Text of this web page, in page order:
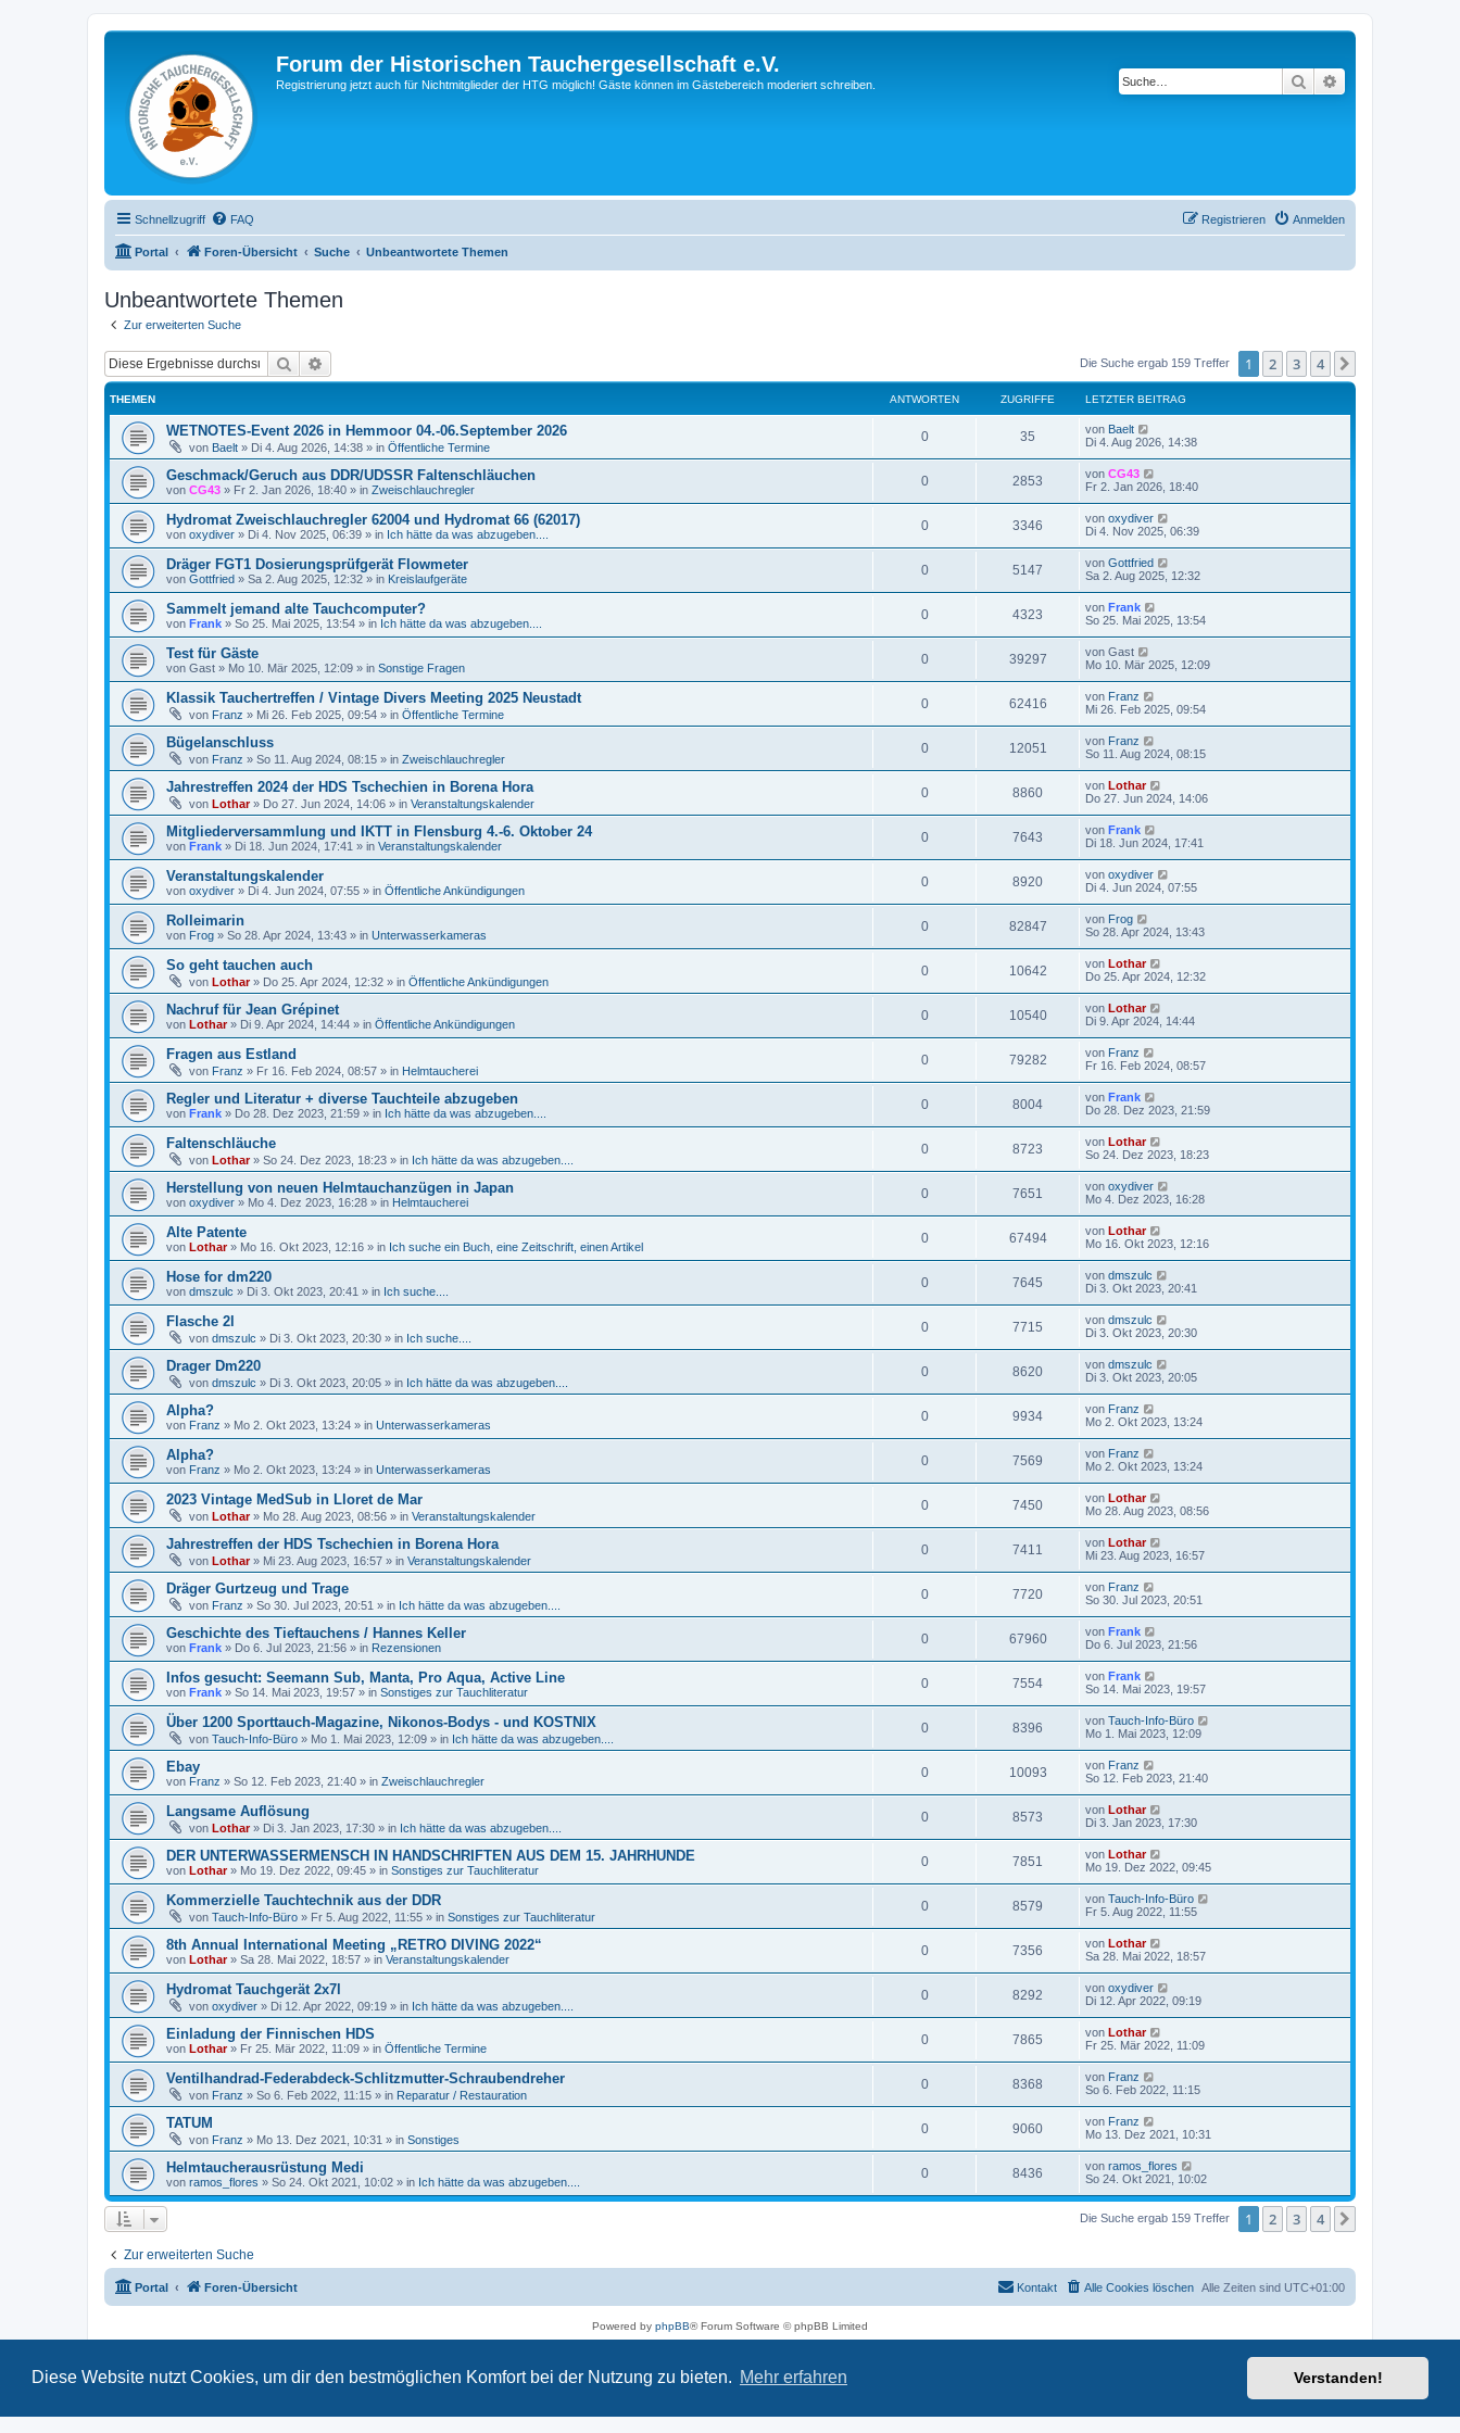
Diese Website nutzt Cookies, um dir den bestmöglichen Komfort bei der Nutzung zu bieten. Mehr erfahren Verstanden!
Forum der Historischen Tauchergesellschaft e.V.
Registrierung jetzt auch für Nichtmitglieder der HTG möglich! Gäste können im Gästebereich moderiert schreiben. Suche
Schnellzugriff FAQ Anmelden
Registrieren
Portal Foren-Übersicht Suche Unbeantwortete Themen
Unbeantwortete Themen
Zur erweiterten Suche
Suche Die Suche ergab 159 Treffer 1 2 3 4
THEMEN ANTWORTEN ZUGRIFFE LETZTER BEITRAG
WETNOTES-Event 2026 in Hemmoor 04.-06.September 2026
von Baelt » Di 4. Aug 2026, 14:38 » in Öffentliche Termine
0 35 von Baelt
Di 4. Aug 2026, 14:38
Geschmack/Geruch aus DDR/UDSSR Faltenschläuchen
von CG43 » Fr 2. Jan 2026, 18:40 » in Zweischlauchregler
0 2853 von CG43
Fr 2. Jan 2026, 18:40
Hydromat Zweischlauchregler 62004 und Hydromat 66 (62017)
von oxydiver » Di 4. Nov 2025, 06:39 » in Ich hätte da was abzugeben....
0 3346 von oxydiver
Di 4. Nov 2025, 06:39
Dräger FGT1 Dosierungsprüfgerät Flowmeter
von Gottfried » Sa 2. Aug 2025, 12:32 » in Kreislaufgeräte
0 5147 von Gottfried
Sa 2. Aug 2025, 12:32
Sammelt jemand alte Tauchcomputer?
von Frank » So 25. Mai 2025, 13:54 » in Ich hätte da was abzugeben....
0 4323 von Frank
So 25. Mai 2025, 13:54
Test für Gäste
von Gast » Mo 10. Mär 2025, 12:09 » in Sonstige Fragen
0 39297 von Gast
Mo 10. Mär 2025, 12:09
Klassik Tauchertreffen / Vintage Divers Meeting 2025 Neustadt
von Franz » Mi 26. Feb 2025, 09:54 » in Öffentliche Termine
0 62416 von Franz
Mi 26. Feb 2025, 09:54
Bügelanschluss
von Franz » So 11. Aug 2024, 08:15 » in Zweischlauchregler
0 12051 von Franz
So 11. Aug 2024, 08:15
Jahrestreffen 2024 der HDS Tschechien in Borena Hora
von Lothar» Do 27. Jun 2024, 14:06 » in Veranstaltungskalender
0 8860 von Lothar
Do 27. Jun 2024, 14:06
Mitgliederversammlung und IKTT in Flensburg 4.-6. Oktober 24
von Frank » Di 18. Jun 2024, 17:41 » in Veranstaltungskalender
0 7643 von Frank
Di 18. Jun 2024, 17:41
Veranstaltungskalender
von oxydiver » Di 4. Jun 2024, 07:55 » in Öffentliche Ankündigungen
0 8920 von oxydiver
Di 4. Jun 2024, 07:55
Rolleimarin
von Frog » So 28. Apr 2024, 13:43 » in Unterwasserkameras
0 82847 von Frog
So 28. Apr 2024, 13:43
So geht tauchen auch
von Lothar» Do 25. Apr 2024, 12:32 » in Öffentliche Ankündigungen
0 10642 von Lothar
Do 25. Apr 2024, 12:32
Nachruf für Jean Grépinet
von Lothar» Di 9. Apr 2024, 14:44 » in Öffentliche Ankündigungen
0 10540 von Lothar
Di 9. Apr 2024, 14:44
Fragen aus Estland
von Franz » Fr 16. Feb 2024, 08:57 » in Helmtaucherei
0 79282 von Franz
Fr 16. Feb 2024, 08:57
Regler und Literatur + diverse Tauchteile abzugeben
von Frank » Do 28. Dez 2023, 21:59 » in Ich hätte da was abzugeben....
0 8004 von Frank
Do 28. Dez 2023, 21:59
Faltenschläuche
von Lothar» So 24. Dez 2023, 18:23 » in Ich hätte da was abzugeben....
0 8723 von Lothar
So 24. Dez 2023, 18:23
Herstellung von neuen Helmtauchanzügen in Japan
von oxydiver » Mo 4. Dez 2023, 16:28 » in Helmtaucherei
0 7651 von oxydiver
Mo 4. Dez 2023, 16:28
Alte Patente
von Lothar» Mo 16. Okt 2023, 12:16 » in Ich suche ein Buch, eine Zeitschrift, einen Artikel
0 67494 von Lothar
Mo 16. Okt 2023, 12:16
Hose for dm220
von dmszulc » Di 3. Okt 2023, 20:41 » in Ich suche....
0 7645 von dmszulc
Di 3. Okt 2023, 20:41
Flasche 2l
von dmszulc » Di 3. Okt 2023, 20:30 » in Ich suche....
0 7715 von dmszulc
Di 3. Okt 2023, 20:30
Drager Dm220
von dmszulc » Di 3. Okt 2023, 20:05 » in Ich hätte da was abzugeben....
0 8620 von dmszulc
Di 3. Okt 2023, 20:05
Alpha?
von Franz » Mo 2. Okt 2023, 13:24 » in Unterwasserkameras
0 9934 von Franz
Mo 2. Okt 2023, 13:24
Alpha?
von Franz » Mo 2. Okt 2023, 13:24 » in Unterwasserkameras
0 7569 von Franz
Mo 2. Okt 2023, 13:24
2023 Vintage MedSub in Lloret de Mar
von Lothar» Mo 28. Aug 2023, 08:56 » in Veranstaltungskalender
0 7450 von Lothar
Mo 28. Aug 2023, 08:56
Jahrestreffen der HDS Tschechien in Borena Hora
von Lothar» Mi 23. Aug 2023, 16:57 » in Veranstaltungskalender
0 7411 von Lothar
Mi 23. Aug 2023, 16:57
Dräger Gurtzeug und Trage
von Franz » So 30. Jul 2023, 20:51 » in Ich hätte da was abzugeben....
0 7720 von Franz
So 30. Jul 2023, 20:51
Geschichte des Tieftauchens / Hannes Keller
von Frank » Do 6. Jul 2023, 21:56 » in Rezensionen
0 67960 von Frank
Do 6. Jul 2023, 21:56
Infos gesucht: Seemann Sub, Manta, Pro Aqua, Active Line
von Frank » So 14. Mai 2023, 19:57 » in Sonstiges zur Tauchliteratur
0 7554 von Frank
So 14. Mai 2023, 19:57
Über 1200 Sporttauch-Magazine, Nikonos-Bodys - und KOSTNIX
von Tauch-Info-Büro » Mo 1. Mai 2023, 12:09 » in Ich hätte da was abzugeben....
0 8396 von Tauch-Info-Büro
Mo 1. Mai 2023, 12:09
Ebay
von Franz » So 12. Feb 2023, 21:40 » in Zweischlauchregler
0 10093 von Franz
So 12. Feb 2023, 21:40
Langsame Auflösung
von Lothar» Di 3. Jan 2023, 17:30 » in Ich hätte da was abzugeben....
0 8573 von Lothar
Di 3. Jan 2023, 17:30
DER UNTERWASSERMENSCH IN HANDSCHRIFTEN AUS DEM 15. JAHRHUNDE
von Lothar» Mo 19. Dez 2022, 09:45 » in Sonstiges zur Tauchliteratur
0 7851 von Lothar
Mo 19. Dez 2022, 09:45
Kommerzielle Tauchtechnik aus der DDR
von Tauch-Info-Büro » Fr 5. Aug 2022, 11:55 » in Sonstiges zur Tauchliteratur
0 8579 von Tauch-Info-Büro
Fr 5. Aug 2022, 11:55
8th Annual International Meeting „RETRO DIVING 2022“
von Lothar» Sa 28. Mai 2022, 18:57 » in Veranstaltungskalender
0 7356 von Lothar
Sa 28. Mai 2022, 18:57
Hydromat Tauchgerät 2x7l
von oxydiver » Di 12. Apr 2022, 09:19 » in Ich hätte da was abzugeben....
0 8292 von oxydiver
Di 12. Apr 2022, 09:19
Einladung der Finnischen HDS
von Lothar» Fr 25. Mär 2022, 11:09 » in Öffentliche Termine
0 7865 von Lothar
Fr 25. Mär 2022, 11:09
Ventilhandrad-Federabdeck-Schlitzmutter-Schraubendreher
von Franz » So 6. Feb 2022, 11:15 » in Reparatur / Restauration
0 8368 von Franz
So 6. Feb 2022, 11:15
TATUM
von Franz » Mo 13. Dez 2021, 10:31 » in Sonstiges
0 9060 von Franz
Mo 13. Dez 2021, 10:31
Helmtaucherausrüstung Medi
von ramos_flores » So 24. Okt 2021, 10:02 » in Ich hätte da was abzugeben....
0 8436 von ramos_flores
So 24. Okt 2021, 10:02
Die Suche ergab 159 Treffer 1 2 3 4
Zur erweiterten Suche
Portal Foren-Übersicht Alle Zeiten sind UTC+01:00
Alle Cookies löschen
Kontakt
Powered by phpBB® Forum Software © phpBB Limited